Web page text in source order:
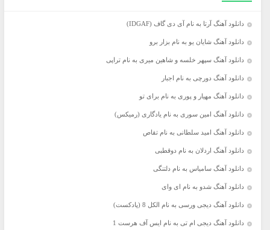
دانلود آهنگ آرتا به نام آی دی گاف (IDGAF)
دانلود آهنگ شایان یو به نام بزار برو
دانلود آهنگ سپهر خلسه و شاهین میری به نام تراپی
دانلود آهنگ دورچی به نام اجبار
دانلود آهنگ مهیار و پوری به نام برای تو
دانلود آهنگ امین سوری به نام یادگاری (رمیکس)
دانلود آهنگ امید سلطانی به نام تقاص
دانلود آهنگ اردلان به نام دوقطبی
دانلود آهنگ سامیاس به نام دلتنگی
دانلود آهنگ شدو به نام ای وای
دانلود آهنگ دیجی ورسی به نام الکل 8 (پادکست)
دانلود آهنگ دیجی ام تی به نام ایس آف هرست 1